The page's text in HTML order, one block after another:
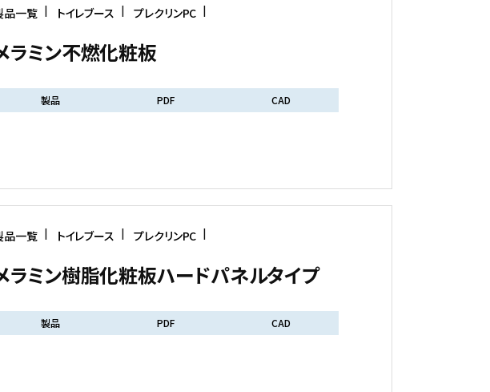
品一覧 トイレブース プレクリンPC
ラミン不燃化粧板
製品 PDF CAD
品一覧 トイレブース プレクリンPC
ラミン樹脂化粧板ハードパネルタイプ
製品 PDF CAD